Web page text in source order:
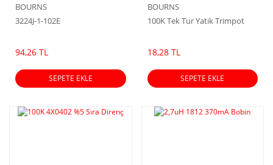
BOURNS
3224J-1-102E
94,26 TL
SEPETE EKLE
BOURNS
100K Tek Tur Yatık Trimpot
18,28 TL
SEPETE EKLE